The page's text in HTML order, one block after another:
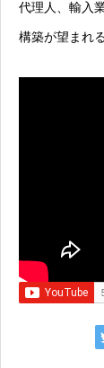
代理人、輸入
構築が望まれる